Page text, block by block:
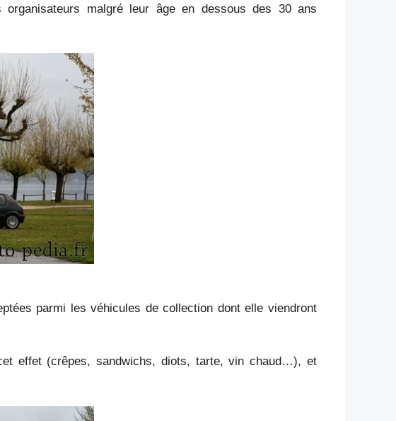
malgré leur âge en dessous des 30 ans
parmi les véhicules de collection dont elle viendront
effet (crêpes, sandwichs, diots, tarte, vin chaud…), et